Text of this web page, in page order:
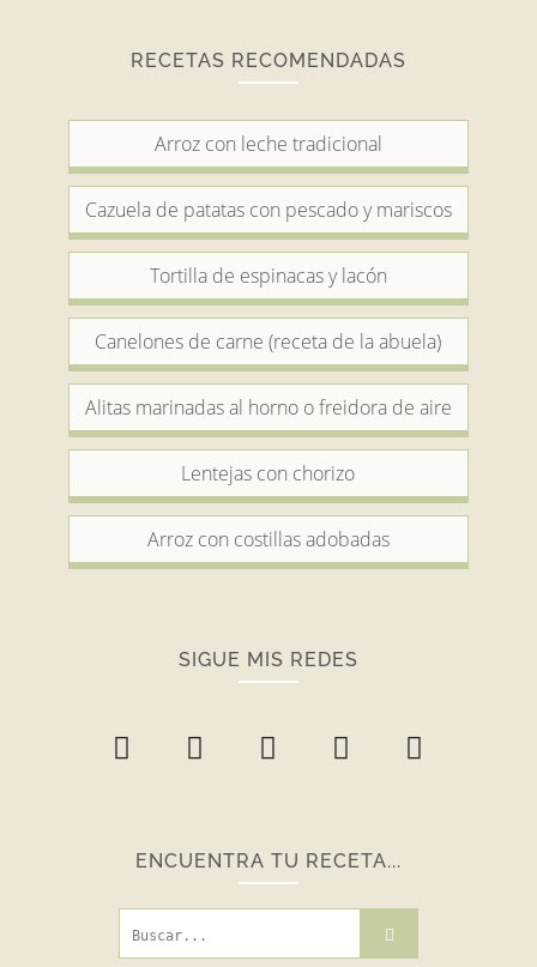
RECETAS RECOMENDADAS
Arroz con leche tradicional
Cazuela de patatas con pescado y mariscos
Tortilla de espinacas y lacón
Canelones de carne (receta de la abuela)
Alitas marinadas al horno o freidora de aire
Lentejas con chorizo
Arroz con costillas adobadas
SIGUE MIS REDES
ENCUENTRA TU RECETA...